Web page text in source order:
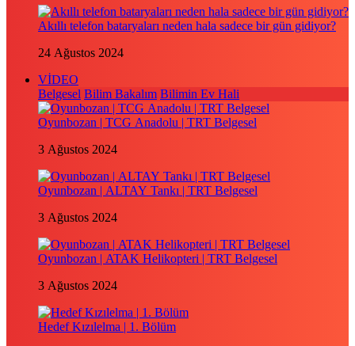
Akıllı telefon bataryaları neden hala sadece bir gün gidiyor?
24 Ağustos 2024
VİDEO
Belgesel Bilim Bakalım Bilimin Ev Hali
Oyunbozan | TCG Anadolu | TRT Belgesel
3 Ağustos 2024
Oyunbozan | ALTAY Tankı | TRT Belgesel
3 Ağustos 2024
Oyunbozan | ATAK Helikopteri | TRT Belgesel
3 Ağustos 2024
Hedef Kızılelma | 1. Bölüm